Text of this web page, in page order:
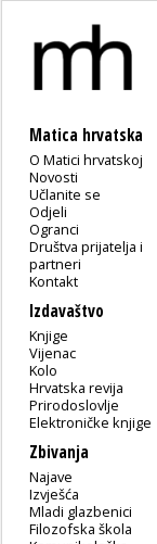
Matica hrvatska
O Matici hrvatskoj
Novosti
Učlanite se
Odjeli
Ogranci
Društva prijatelja i
partneri
Kontakt
Izdavaštvo
Knjige
Vijenac
Kolo
Hrvatska revija
Prirodoslovlje
Elektroničke knjige
Zbivanja
Najave
Izvješća
Mladi glazbenici
Filozofska škola